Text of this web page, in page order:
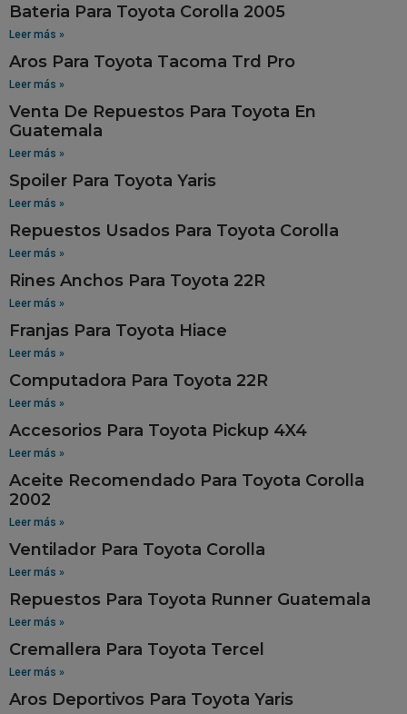
Bateria Para Toyota Corolla 2005
Leer más »
Aros Para Toyota Tacoma Trd Pro
Leer más »
Venta De Repuestos Para Toyota En
Guatemala
Leer más »
Spoiler Para Toyota Yaris
Leer más »
Repuestos Usados Para Toyota Corolla
Leer más »
Rines Anchos Para Toyota 22R
Leer más »
Franjas Para Toyota Hiace
Leer más »
Computadora Para Toyota 22R
Leer más »
Accesorios Para Toyota Pickup 4X4
Leer más »
Aceite Recomendado Para Toyota Corolla
2002
Leer más »
Ventilador Para Toyota Corolla
Leer más »
Repuestos Para Toyota Runner Guatemala
Leer más »
Cremallera Para Toyota Tercel
Leer más »
Aros Deportivos Para Toyota Yaris